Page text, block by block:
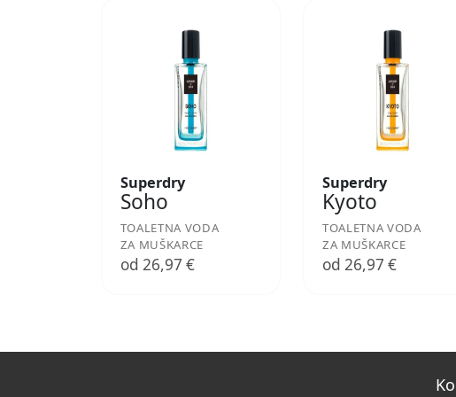
Superdry
Soho
TOALETNA VODA
ZA MUŠKARCE
od 26,97 €
Superdry
Kyoto
TOALETNA VODA
ZA MUŠKARCE
od 26,97 €